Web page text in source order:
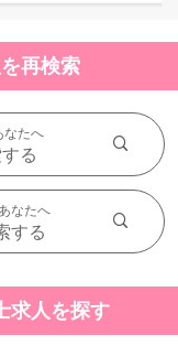
再検索
なたへ
る
なたへ
する
求人を探す